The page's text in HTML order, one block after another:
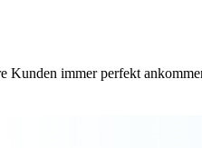
Kunden immer perfekt